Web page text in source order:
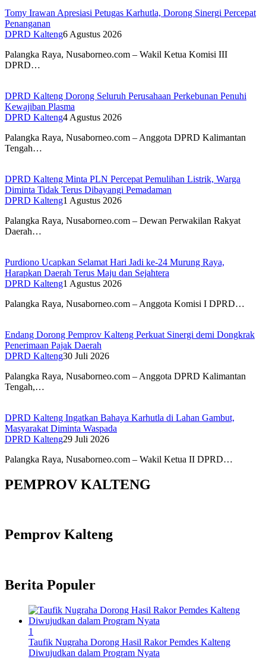
Tomy Irawan Apresiasi Petugas Karhutla, Dorong Sinergi Percepat
Penanganan
DPRD Kalteng6 Agustus 2026
Palangka Raya, Nusaborneo.com – Wakil Ketua Komisi III
DPRD…
DPRD Kalteng Dorong Seluruh Perusahaan Perkebunan Penuhi
Kewajiban Plasma
DPRD Kalteng4 Agustus 2026
Palangka Raya, Nusaborneo.com – Anggota DPRD Kalimantan
Tengah…
DPRD Kalteng Minta PLN Percepat Pemulihan Listrik, Warga
Diminta Tidak Terus Dibayangi Pemadaman
DPRD Kalteng1 Agustus 2026
Palangka Raya, Nusaborneo.com – Dewan Perwakilan Rakyat
Daerah…
Purdiono Ucapkan Selamat Hari Jadi ke-24 Murung Raya,
Harapkan Daerah Terus Maju dan Sejahtera
DPRD Kalteng1 Agustus 2026
Palangka Raya, Nusaborneo.com – Anggota Komisi I DPRD…
Endang Dorong Pemprov Kalteng Perkuat Sinergi demi Dongkrak
Penerimaan Pajak Daerah
DPRD Kalteng30 Juli 2026
Palangka Raya, Nusaborneo.com – Anggota DPRD Kalimantan
Tengah,…
DPRD Kalteng Ingatkan Bahaya Karhutla di Lahan Gambut,
Masyarakat Diminta Waspada
DPRD Kalteng29 Juli 2026
Palangka Raya, Nusaborneo.com – Wakil Ketua II DPRD…
PEMPROV KALTENG
Pemprov Kalteng
Berita Populer
1
Taufik Nugraha Dorong Hasil Rakor Pemdes Kalteng
Diwujudkan dalam Program Nyata